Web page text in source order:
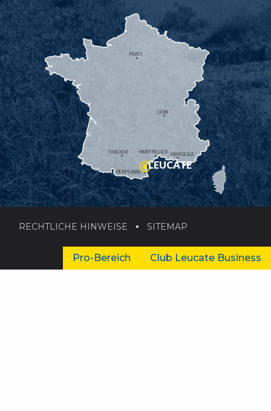
MONTPELLIER
PERPIGNAN
MARSEILLE
TOULOUSE
LYON
PARIS
LEUCATE
RECHTLICHE HINWEISE SITEMAP
Pro-Bereich Club Leucate Business